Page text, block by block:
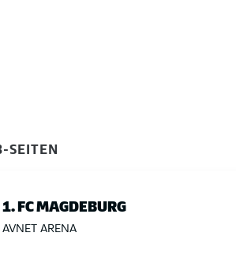
SEITEN
1. FC MAGDEBURG
AVNET ARENA